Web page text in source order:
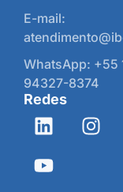
E-mail:
WhatsApp: +55
94327-8374
Redes